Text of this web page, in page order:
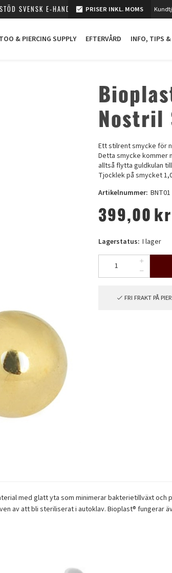
STÖD SVENSK E-HANDEL! PRISER INKL. MOMS
& PIERCING SUPPLY EFTERVÅRD INFO, TIPS &
Nostril
Ett stilrent smycke för
Detta smycke kommer
alltså flytta guldkulan
Tjocklek på smycket
Artikelnummer: BNT01
399,00 kr
Lagerstatus: I lager
FRI FRAKT PÅ
med glatt yta som minimerar bakterietillväxt och
av att bli steriliserat i autoklav. Bioplast® fungerar